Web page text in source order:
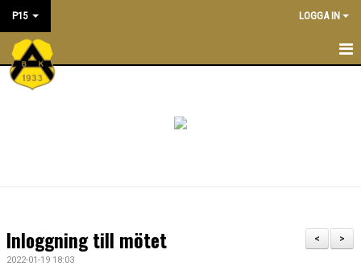
P15 LOGGA IN
P15
PRAKTISK INFORMATION
>
<
Inloggning till mötet
2022-01-19 18:03